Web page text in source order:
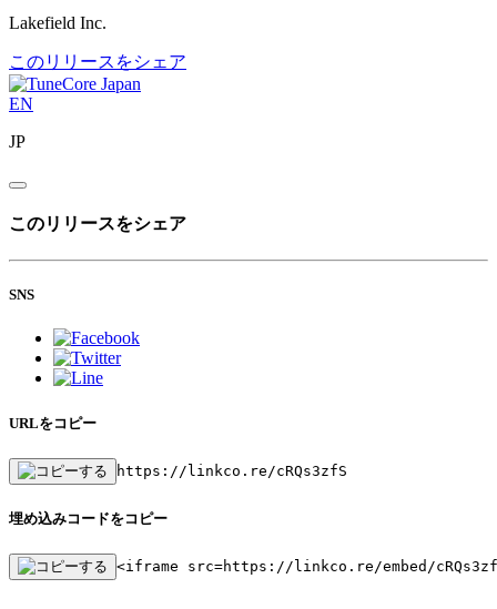
Lakefield Inc.
このリリースをシェア
EN
JP
このリリースをシェア
SNS
URLをコピー
https://linkco.re/cRQs3zfS
埋め込みコードをコピー
<iframe src=https://linkco.re/embed/